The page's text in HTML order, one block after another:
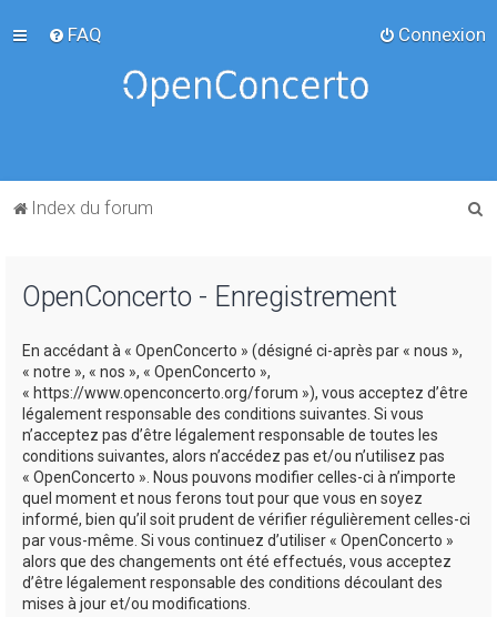
FAQ Connexion
Index du forum
OpenConcerto - Enregistrement
En accédant à « OpenConcerto » (désigné ci-après par « nous »,
« notre », « nos », « OpenConcerto »,
« https://www.openconcerto.org/forum »), vous acceptez d’être
légalement responsable des conditions suivantes. Si vous
n’acceptez pas d’être légalement responsable de toutes les
conditions suivantes, alors n’accédez pas et/ou n’utilisez pas
« OpenConcerto ». Nous pouvons modifier celles-ci à n’importe
quel moment et nous ferons tout pour que vous en soyez
informé, bien qu’il soit prudent de vérifier régulièrement celles-ci
par vous-même. Si vous continuez d’utiliser « OpenConcerto »
alors que des changements ont été effectués, vous acceptez
d’être légalement responsable des conditions découlant des
mises à jour et/ou modifications.